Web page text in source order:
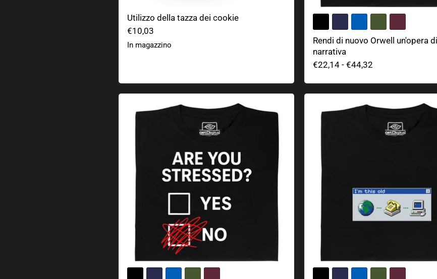
Utilizzo della tazza dei cookie
€10,03
In magazzino
Rendi di nuovo Orwell un'opera di
narrativa
€22,14- €44,32
Non stressato Anziani di Internet